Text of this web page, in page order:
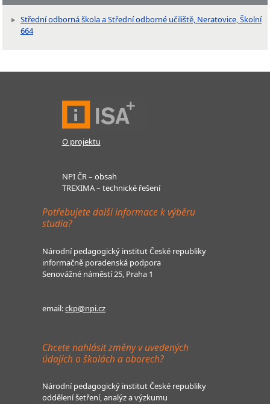
Střední odborná škola a Střední odborné učiliště, Neratovice, Školní
664
O projektu
NPI ČR – obsah
TREXIMA – technické řešení
Potřebujete další informace k výběru
studia?
Národní pedagogický institut České republiky
informačně poradenská podpora
Senovážné náměstí 25, Praha 1
email:ckp@npi.cz
Chcete nahlásit změny v uvedených
údajích o školách a oborech?
Národní pedagogický institut České republiky
oddělení šetření, analýz a výzkumu